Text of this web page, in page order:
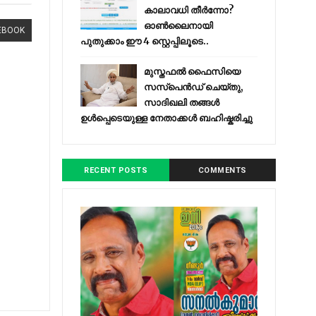
കാലാവധി തീർന്നോ?
ഓൺലൈനായി
പുതുക്കാം ഈ 4 സ്റ്റെപ്പിലൂടെ..
മുസ്തഫൽ ഫൈസിയെ
സസ്‌പെൻഡ് ചെയ്തു,
സാദിഖലി തങ്ങൾ
ഉൾപ്പെടെയുള്ള നേതാക്കൾ ബഹിഷ്കരിച്ചു
RECENT POSTS COMMENTS